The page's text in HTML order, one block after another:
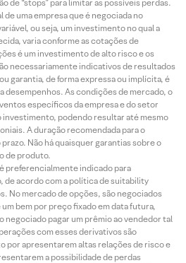
de “stops” para limitar as possíveis perdas.
de uma empresa que é negociada no
ou seja, um investimento no qual a
varia conforme as cotações de
é um investimento de alto risco e os
necessariamente indicativos de resultados
garantia, de forma expressa ou implícita, é
desempenhos. As condições de mercado, o
específicos da empresa e do setor
investimento, podendo resultar até mesmo
A duração recomendada para o
Não há quaisquer garantias sobre o
de produto.
preferencialmente indicado para
de acordo com a política de suitability
No mercado de opções, são negociados
bem por preço fixado em data futura,
pagar um prêmio ao vendedor tal
com esses derivativos são
por apresentarem altas relações de risco e
a possibilidade de perdas